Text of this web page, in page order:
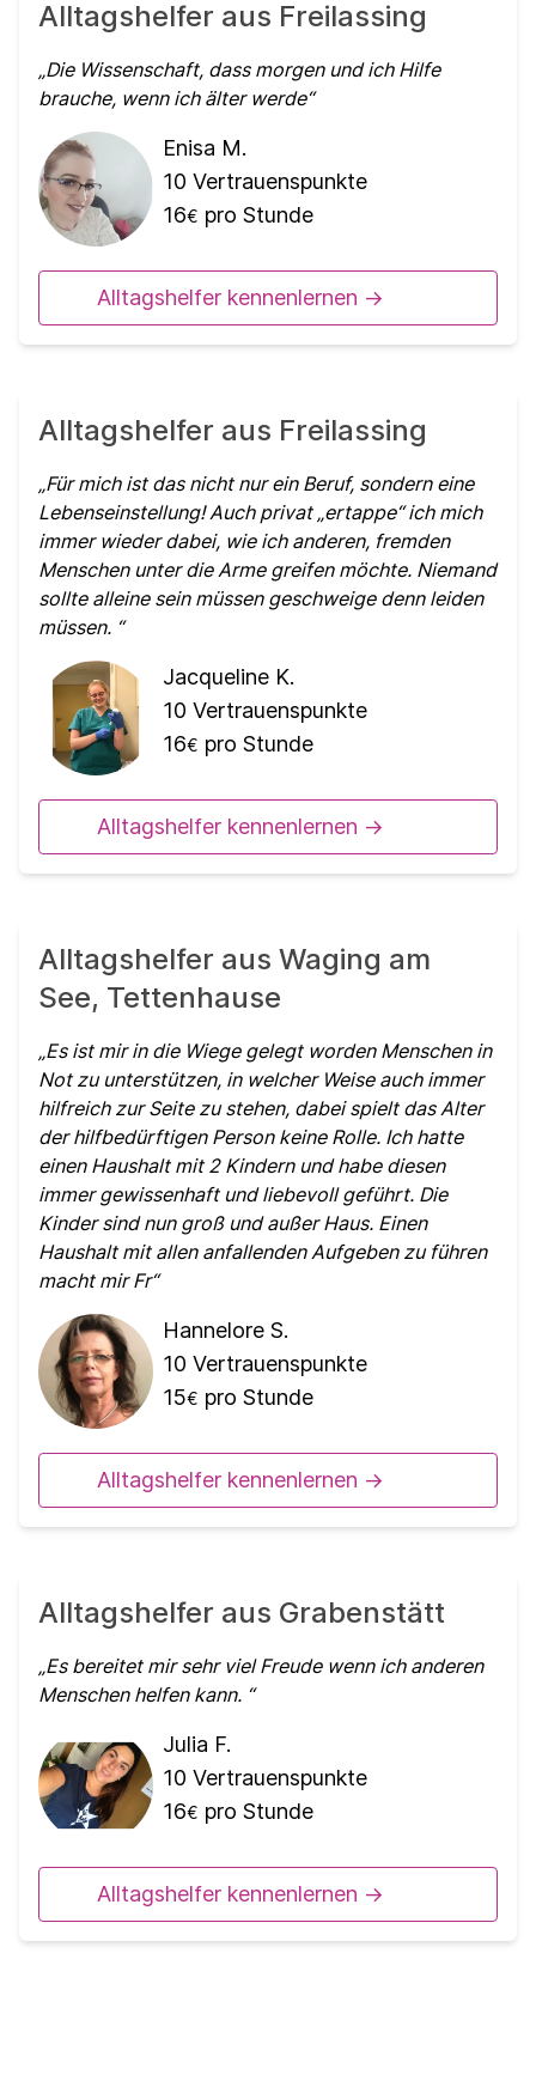
Alltagshelfer aus Freilassing
Die Wissenschaft, dass morgen und ich Hilfe
brauche, wenn ich älter werde
Enisa M.
10 Vertrauenspunkte
16€ pro Stunde
Alltagshelfer kennenlernen ->
Alltagshelfer aus Freilassing
Für mich ist das nicht nur ein Beruf, sondern eine
Lebenseinstellung! Auch privat „ertappe“ ich mich
immer wieder dabei, wie ich anderen, fremden
Menschen unter die Arme greifen möchte. Niemand
sollte alleine sein müssen geschweige denn leiden
müssen.
Jacqueline K.
10 Vertrauenspunkte
16€ pro Stunde
Alltagshelfer kennenlernen ->
Alltagshelfer aus Waging am
See, Tettenhause
Es ist mir in die Wiege gelegt worden Menschen in
Not zu unterstützen, in welcher Weise auch immer
hilfreich zur Seite zu stehen, dabei spielt das Alter
der hilfbedürftigen Person keine Rolle. Ich hatte
einen Haushalt mit 2 Kindern und habe diesen
immer gewissenhaft und liebevoll geführt. Die
Kinder sind nun groß und außer Haus. Einen
Haushalt mit allen anfallenden Aufgeben zu führen
macht mir Fr
Hannelore S.
10 Vertrauenspunkte
15€ pro Stunde
Alltagshelfer kennenlernen ->
Alltagshelfer aus Grabenstätt
Es bereitet mir sehr viel Freude wenn ich anderen
Menschen helfen kann.
Julia F.
10 Vertrauenspunkte
16€ pro Stunde
Alltagshelfer kennenlernen ->